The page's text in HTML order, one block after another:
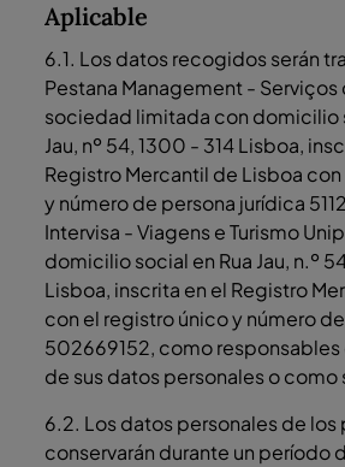
Aplicable
6.1. Los datos recogidos serán
Pestana Management - Serviços
sociedad limitada con domicilio
Jau, nº 54, 1300 - 314 Lisboa,
Registro Mercantil de Lisboa
y número de persona jurídica
Intervisa - Viagens e Turismo
domicilio social en Rua Jau, n.º
Lisboa, inscrita en el Registro
con el registro único y número
502669152, como
de sus datos personales o
6.2. Los datos personales de
conservarán durante un período